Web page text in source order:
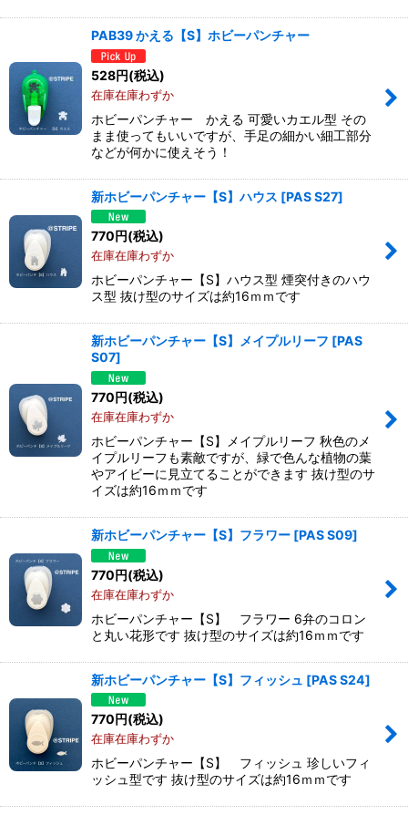
PAB39 かえる【S】ホビーパンチャー
528円(税込)
在庫在庫わずか
ホビーパンチャー かえる 可愛いカエル型 その
まま使ってもいいですが、手足の細かい細工部分
などが何かに使えそう！
新ホビーパンチャー【S】ハウス [PAS S27]
770円(税込)
在庫在庫わずか
ホビーパンチャー【S】ハウス型 煙突付きのハウ
ス型 抜け型のサイズは約16ｍｍです
新ホビーパンチャー【S】メイプルリーフ [PAS
S07]
770円(税込)
在庫在庫わずか
ホビーパンチャー【S】メイプルリーフ 秋色のメ
イプルリーフも素敵ですが、緑で色んな植物の葉
やアイビーに見立てることができます 抜け型のサ
イズは約16ｍｍです
新ホビーパンチャー【S】フラワー [PAS S09]
770円(税込)
在庫在庫わずか
ホビーパンチャー【S】 フラワー 6弁のコロン
と丸い花形です 抜け型のサイズは約16ｍｍです
新ホビーパンチャー【S】フィッシュ [PAS S24]
770円(税込)
在庫在庫わずか
ホビーパンチャー【S】 フィッシュ 珍しいフィ
ッシュ型です 抜け型のサイズは約16ｍｍです